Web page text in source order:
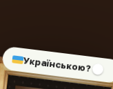
Українською?